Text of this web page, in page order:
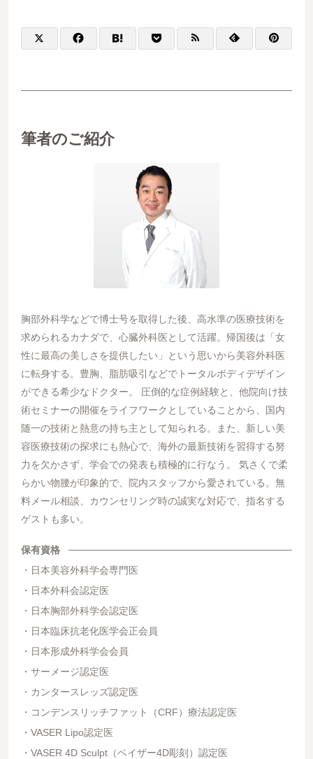
筆者のご紹介
胸部外科学などで博士号を取得した後、高水準の医療技術を
求められるカナダで、心臓外科医として活躍。帰国後は「女
性に最高の美しさを提供したい」という思いから美容外科医
に転身する。豊胸、脂肪吸引などでトータルボディデザイン
ができる希少なドクター。 圧倒的な症例経験と、他院向け技
術セミナーの開催をライフワークとしていることから、国内
随一の技術と熱意の持ち主として知られる。また、新しい美
容医療技術の探求にも熱心で、海外の最新技術を習得する努
力を欠かさず、学会での発表も積極的に行なう。 気さくで柔
らかい物腰が印象的で、院内スタッフから愛されている。無
料メール相談、カウンセリング時の誠実な対応で、指名する
ゲストも多い。
保有資格
日本美容外科学会専門医
日本外科会認定医
日本胸部外科学会認定医
日本臨床抗老化医学会正会員
日本形成外科学会会員
サーメージ認定医
カンタースレッズ認定医
コンデンスリッチファット（CRF）療法認定医
VASER Lipo認定医
VASER 4D Sculpt（ベイザー4D彫刻）認定医